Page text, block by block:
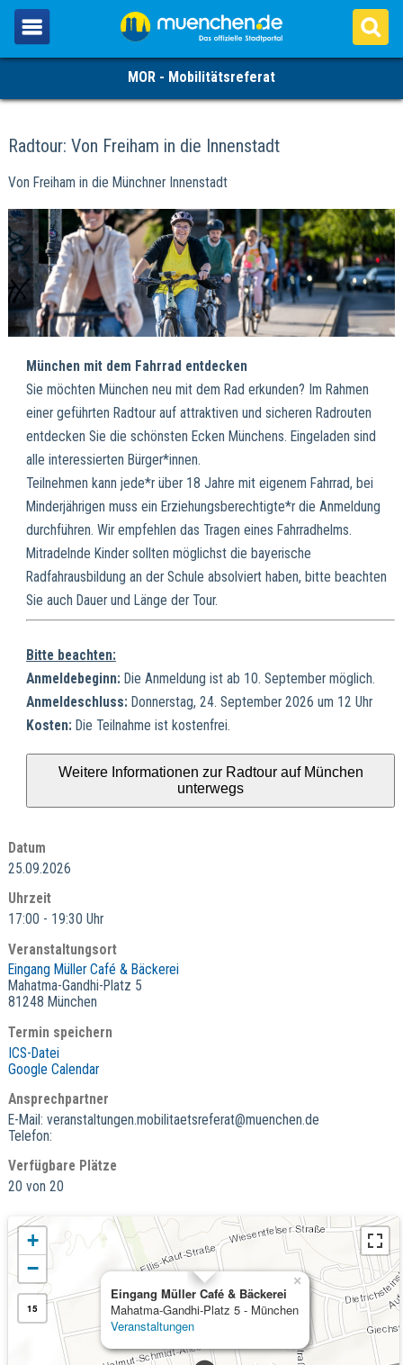
MOR - Mobilitätsreferat
Radtour: Von Freiham in die Innenstadt
Von Freiham in die Münchner Innenstadt
München mit dem Fahrrad entdecken
Sie möchten München neu mit dem Rad erkunden? Im Rahmen
einer geführten Radtour auf attraktiven und sicheren Radrouten
entdecken Sie die schönsten Ecken Münchens. Eingeladen sind
alle interessierten Bürger*innen.
Teilnehmen kann jede*r über 18 Jahre mit eigenem Fahrrad, bei
Minderjährigen muss ein Erziehungsberechtigte*r die Anmeldung
durchführen. Wir empfehlen das Tragen eines Fahrradhelms.
Mitradelnde Kinder sollten möglichst die bayerische
Radfahrausbildung an der Schule absolviert haben, bitte beachten
Sie auch Dauer und Länge der Tour.
Bitte beachten:
Anmeldebeginn: Die Anmeldung ist ab 10. September möglich.
Anmeldeschluss: Donnerstag, 24. September 2026 um 12 Uhr
Kosten: Die Teilnahme ist kostenfrei.
Weitere Informationen zur Radtour auf München
unterwegs
Datum
25.09.2026
Uhrzeit
17:00 - 19:30 Uhr
Veranstaltungsort
Eingang Müller Café & Bäckerei
Mahatma-Gandhi-Platz 5
81248 München
Termin speichern
ICS-Datei
Google Calendar
Ansprechpartner
E-Mail: veranstaltungen.mobilitaetsreferat@muenchen.de
Telefon:
Verfügbare Plätze
20 von 20
Eingang Müller Café & Bäckerei
Mahatma-Gandhi-Platz 5 - München
Veranstaltungen
×
+
−
15